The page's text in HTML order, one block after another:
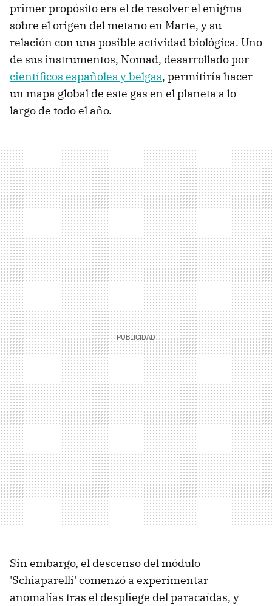
primer propósito era el de resolver el enigma
sobre el origen del metano en Marte, y su
relación con una posible actividad biológica. Uno
de sus instrumentos, Nomad, desarrollado por
científicos españoles y belgas, permitiría hacer
un mapa global de este gas en el planeta a lo
largo de todo el año.
Sin embargo, el descenso del módulo
'Schiaparelli' comenzó a experimentar
anomalías tras el despliege del paracaídas, y